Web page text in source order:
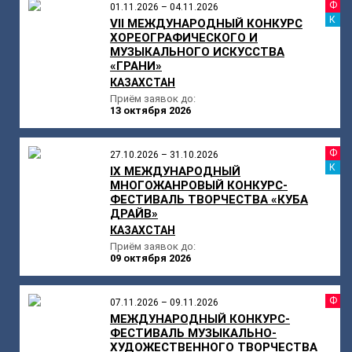
01.11.2026 – 04.11.2026
VII МЕЖДУНАРОДНЫЙ КОНКУРС
ХОРЕОГРАФИЧЕСКОГО И
МУЗЫКАЛЬНОГО ИСКУССТВА
«ГРАНИ»
КАЗАХСТАН
Приём заявок до:
13 октября 2026
27.10.2026 – 31.10.2026
IX МЕЖДУНАРОДНЫЙ
МНОГОЖАНРОВЫЙ КОНКУРС-
ФЕСТИВАЛЬ ТВОРЧЕСТВА «КУБА
ДРАЙВ»
КАЗАХСТАН
Приём заявок до:
09 октября 2026
07.11.2026 – 09.11.2026
МЕЖДУНАРОДНЫЙ КОНКУРС-
ФЕСТИВАЛЬ МУЗЫКАЛЬНО-
ХУДОЖЕСТВЕННОГО ТВОРЧЕСТВА